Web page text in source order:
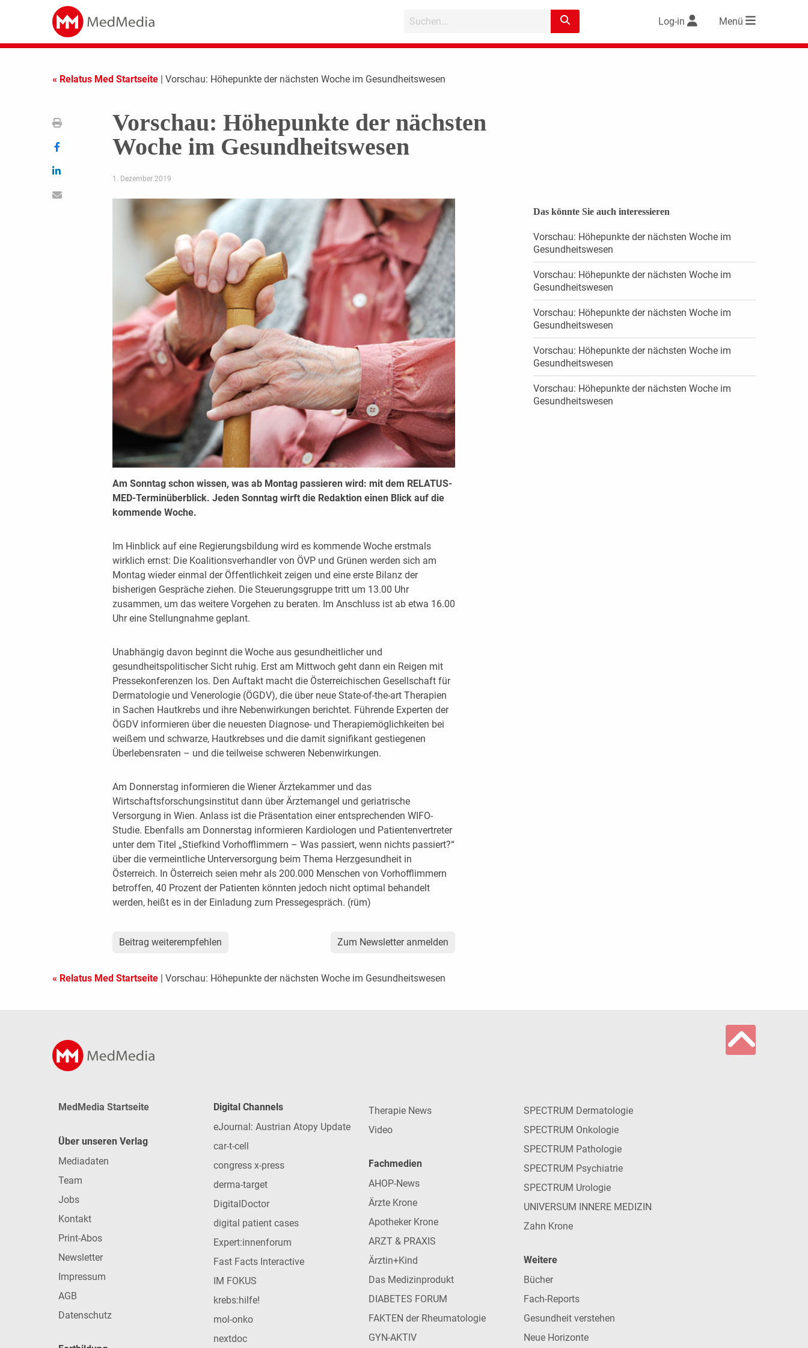
Log-in Menü
« Relatus Med Startseite | Vorschau: Höhepunkte der nächsten Woche im Gesundheitswesen
Vorschau: Höhepunkte der nächsten
Woche im Gesundheitswesen
1. Dezember 2019
Am Sonntag schon wissen, was ab Montag passieren wird: mit dem RELATUS-
MED-Terminüberblick. Jeden Sonntag wirft die Redaktion einen Blick auf die
kommende Woche.
Im Hinblick auf eine Regierungsbildung wird es kommende Woche erstmals
wirklich ernst: Die Koalitionsverhandler von ÖVP und Grünen werden sich am
Montag wieder einmal der Öffentlichkeit zeigen und eine erste Bilanz der
bisherigen Gespräche ziehen. Die Steuerungsgruppe tritt um 13.00 Uhr
zusammen, um das weitere Vorgehen zu beraten. Im Anschluss ist ab etwa 16.00
Uhr eine Stellungnahme geplant.
Unabhängig davon beginnt die Woche aus gesundheitlicher und
gesundheitspolitischer Sicht ruhig. Erst am Mittwoch geht dann ein Reigen mit
Pressekonferenzen los. Den Auftakt macht die Österreichischen Gesellschaft für
Dermatologie und Venerologie (ÖGDV), die über neue State-of-the-art Therapien
in Sachen Hautkrebs und ihre Nebenwirkungen berichtet. Führende Experten der
ÖGDV informieren über die neuesten Diagnose- und Therapiemöglichkeiten bei
weißem und schwarze, Hautkrebses und die damit signifikant gestiegenen
Überlebensraten – und die teilweise schweren Nebenwirkungen.
Am Donnerstag informieren die Wiener Ärztekammer und das
Wirtschaftsforschungsinstitut dann über Ärztemangel und geriatrische
Versorgung in Wien. Anlass ist die Präsentation einer entsprechenden WIFO-
Studie. Ebenfalls am Donnerstag informieren Kardiologen und Patientenvertreter
unter dem Titel „Stiefkind Vorhofflimmern – Was passiert, wenn nichts passiert?“
über die vermeintliche Unterversorgung beim Thema Herzgesundheit in
Österreich. In Österreich seien mehr als 200.000 Menschen von Vorhofflimmern
betroffen, 40 Prozent der Patienten könnten jedoch nicht optimal behandelt
werden, heißt es in der Einladung zum Pressegespräch. (rüm)
Beitrag weiterempfehlen Zum Newsletter anmelden
Das könnte Sie auch interessieren
Vorschau: Höhepunkte der nächsten Woche im
Gesundheitswesen
Vorschau: Höhepunkte der nächsten Woche im
Gesundheitswesen
Vorschau: Höhepunkte der nächsten Woche im
Gesundheitswesen
Vorschau: Höhepunkte der nächsten Woche im
Gesundheitswesen
Vorschau: Höhepunkte der nächsten Woche im
Gesundheitswesen
« Relatus Med Startseite | Vorschau: Höhepunkte der nächsten Woche im Gesundheitswesen
MedMedia Startseite
Über unseren Verlag
Mediadaten
Team
Jobs
Kontakt
Print-Abos
Newsletter
Impressum
AGB
Datenschutz
Digital Channels
eJournal: Austrian Atopy Update
car-t-cell
congress x-press
derma-target
DigitalDoctor
digital patient cases
Expert:innenforum
Fast Facts Interactive
IM FOKUS
krebs:hilfe!
mol-onko
nextdoc
Therapie News
Video
Fachmedien
AHOP-News
Ärzte Krone
Apotheker Krone
ARZT & PRAXIS
Ärztin+Kind
Das Medizinprodukt
DIABETES FORUM
FAKTEN der Rheumatologie
GYN-AKTIV
SPECTRUM Dermatologie
SPECTRUM Onkologie
SPECTRUM Pathologie
SPECTRUM Psychiatrie
SPECTRUM Urologie
UNIVERSUM INNERE MEDIZIN
Zahn Krone
Weitere
Bücher
Fach-Reports
Gesundheit verstehen
Neue Horizonte